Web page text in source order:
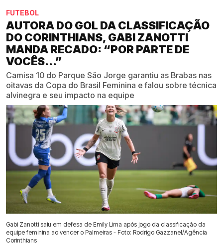
FUTEBOL
AUTORA DO GOL DA CLASSIFICAÇÃO
DO CORINTHIANS, GABI ZANOTTI
MANDA RECADO: “POR PARTE DE
VOCÊS...”
Camisa 10 do Parque São Jorge garantiu as Brabas nas
oitavas da Copa do Brasil Feminina e falou sobre técnica
alvinegra e seu impacto na equipe
Gabi Zanotti saiu em defesa de Emily Lima após jogo da classificação da
equipe feminina ao vencer o Palmeiras - Foto: Rodrigo Gazzanel/Agência
Corinthians